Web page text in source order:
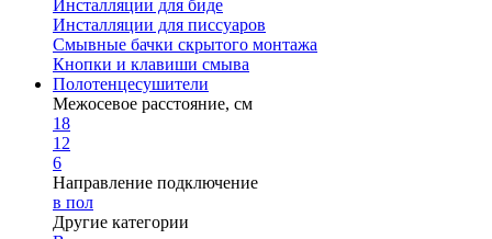
Инсталляции для биде
Инсталляции для писсуаров
Смывные бачки скрытого монтажа
Кнопки и клавиши смыва
Полотенцесушители
Межосевое расстояние, см
18
12
6
Направление подключение
в пол
Другие категории